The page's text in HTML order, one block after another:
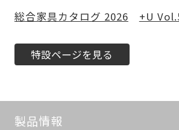
総合家具カタログ 2026 +U
特設ページを見る
製品情報